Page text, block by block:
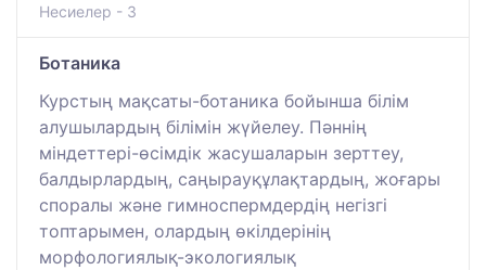
Несиелер - 3
Ботаника
Курстың мақсаты-ботаника бойынша білім
алушылардың білімін жүйелеу. Пәннің
міндеттері-өсімдік жасушаларын зерттеу,
балдырлардың, саңырауқұлақтардың, жоғары
споралы және гимноспермдердің негізгі
топтарымен, олардың өкілдерінің
морфологиялық-экологиялық